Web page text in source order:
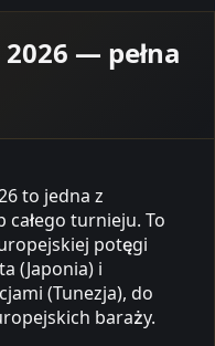
— pełna
to jedna z
turnieju. To
potęgi
(Japonia) i
(Tunezja), do
baraży.